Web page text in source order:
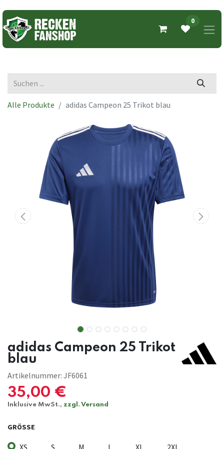
0
Alle Produkte adidas Campeon 25 Trikot blau
adidas Campeon 25 Trikot
blau
Artikelnummer: JF6061
35,00 €
Inklusive MwSt., zzgl. Versand
GRÖSSE
XS S M L XL 2XL